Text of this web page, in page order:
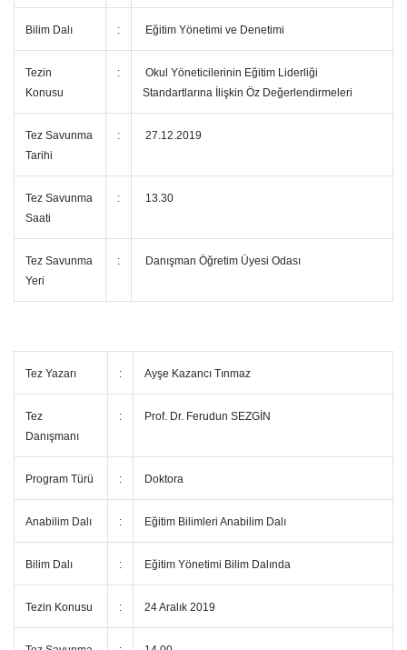
Bilim Dalı : Eğitim Yönetimi ve Denetimi
Tezin
Konusu
:
Okul Yöneticilerinin Eğitim Liderliği
Standartlarına İlişkin Öz Değerlendirmeleri
Tez Savunma
Tarihi
: 27.12.2019
Tez Savunma
Saati
: 13.30
Tez Savunma
Yeri
: Danışman Öğretim Üyesi Odası
Tez Yazarı : Ayşe Kazancı Tınmaz
Tez
Danışmanı
: Prof. Dr. Ferudun SEZGİN
Program Türü : Doktora
Anabilim Dalı : Eğitim Bilimleri Anabilim Dalı
Bilim Dalı : Eğitim Yönetimi Bilim Dalında
Tezin Konusu : 24 Aralık 2019